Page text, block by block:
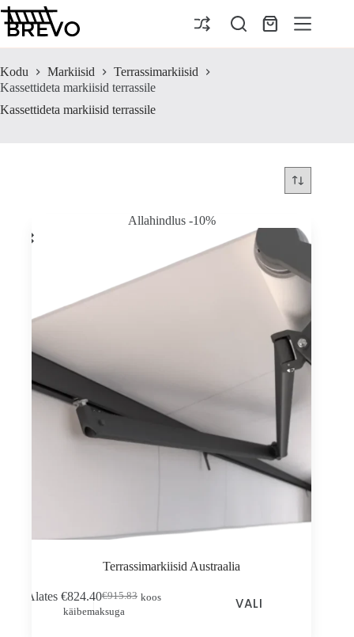
Skip
to
content
Ostukorv
Kodu Markiisid
Terrassimarkiisid
Kassettideta markiisid terrassile
Kassettideta markiisid terrassile
Allahindlus -10%
Terrassimarkiisid Austraalia
Alates €915.83
Esialgne
hind
€824.40Praegune
hind
koos
käibemaksuga
VALI
Sellel